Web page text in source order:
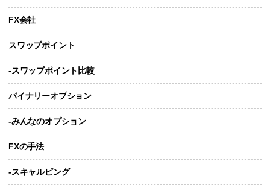
FX会社
スワップポイント
-スワップポイント比較
バイナリーオプション
-みんなのオプション
FXの手法
-スキャルピング